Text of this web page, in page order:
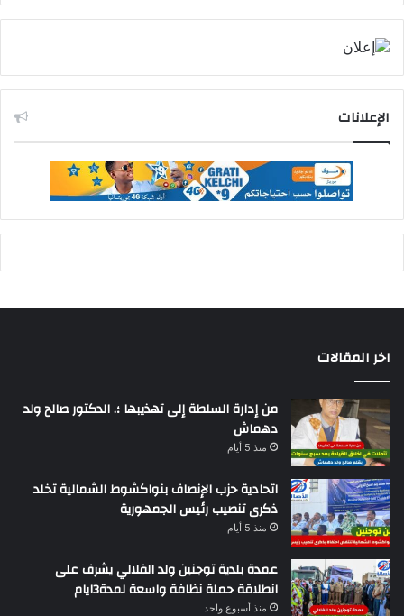
الإعلانات
اخر المقالات
من إدارة السلطة إلى تهذيبها ؛. الدكتور صالح ولد
دهماش
منذ 5 أيام
اتحادية حزب الإنصاف بنواكشوط الشمالية تخلد
ذكرى تنصيب رئيس الجمهورية
منذ 5 أيام
عمدة بلدية توجنين ولد الفلالي يشرف على
انطلاقة حملة نظافة واسعة لمدة3ايام
منذ أسبوع واحد